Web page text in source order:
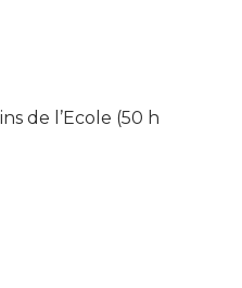
de l’Ecole (50 h